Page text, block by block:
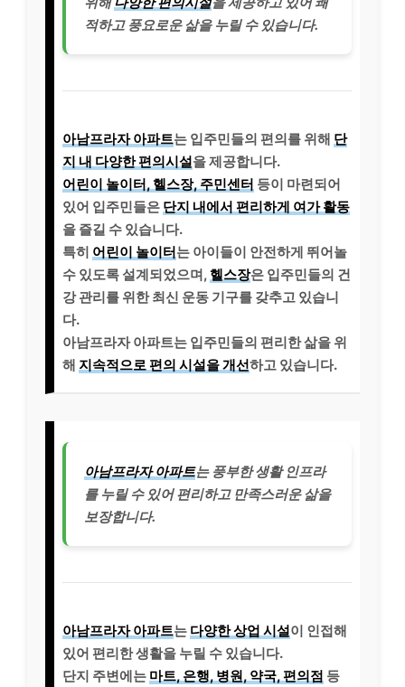
적하고 풍요로운 삶을 누릴 수 있습니다.
아남프라자 아파트는 입주민들의 편의를 위해 단
지 내 다양한 편의시설을 제공합니다.
어린이 놀이터, 헬스장, 주민센터 등이 마련되어
있어 입주민들은 단지 내에서 편리하게 여가 활동
을 즐길 수 있습니다.
특히 어린이 놀이터는 아이들이 안전하게 뛰어놀
수 있도록 설계되었으며, 헬스장은 입주민들의 건
강 관리를 위한 최신 운동 기구를 갖추고 있습니
다.
아남프라자 아파트는 입주민들의 편리한 삶을 위
해 지속적으로 편의 시설을 개선하고 있습니다.
아남프라자 아파트는 풍부한 생활 인프라
를 누릴 수 있어 편리하고 만족스러운 삶을
보장합니다.
아남프라자 아파트는 다양한 상업 시설이 인접해
있어 편리한 생활을 누릴 수 있습니다.
단지 주변에는 마트, 은행, 병원, 약국, 편의점 등